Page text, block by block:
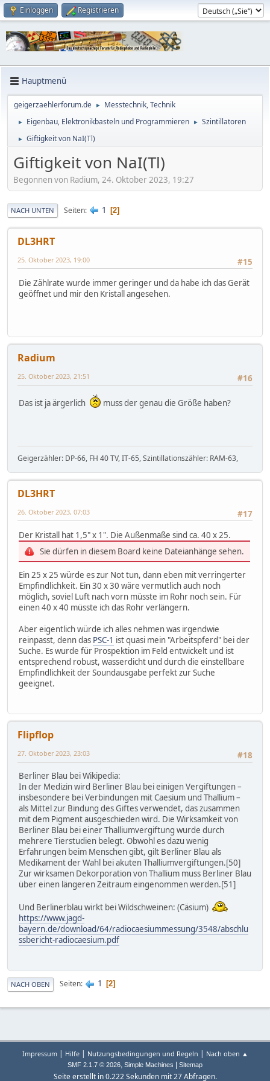
Einloggen Registrieren
Hauptmenü
geigerzaehlerforum.de ► Messtechnik, Technik
► Eigenbau, Elektronikbasteln und Programmieren ► Szintillatoren
► Giftigkeit von NaI(Tl)
Giftigkeit von NaI(Tl)
Begonnen von Radium, 24. Oktober 2023, 19:27
NACH UNTEN Seiten 1 2
DL3HRT
#15
25. Oktober 2023, 19:00
Die Zählrate wurde immer geringer und da habe ich das Gerät
geöffnet und mir den Kristall angesehen.
Radium
#16
25. Oktober 2023, 21:51
Das ist ja ärgerlich muss der genau die Größe haben?
Geigerzähler: DP-66, FH 40 TV, IT-65, Szintillationszähler: RAM-63,
DL3HRT
#17
26. Oktober 2023, 07:03
Der Kristall hat 1,5" x 1". Die Außenmaße sind ca. 40 x 25.
Sie dürfen in diesem Board keine Dateianhänge sehen.
Ein 25 x 25 würde es zur Not tun, dann eben mit verringerter
Empfindlichkeit. Ein 30 x 30 wäre vermutlich auch noch
möglich, soviel Luft nach vorn müsste im Rohr noch sein. Für
einen 40 x 40 müsste ich das Rohr verlängern.
Aber eigentlich würde ich alles nehmen was irgendwie
reinpasst, denn das PSC-1 ist quasi mein "Arbeitspferd" bei der
Suche. Es wurde für Prospektion im Feld entwickelt und ist
entsprechend robust, wasserdicht und durch die einstellbare
Empfindlichkeit der Soundausgabe perfekt zur Suche
geeignet.
Flipflop
#18
27. Oktober 2023, 23:03
Berliner Blau bei Wikipedia:
In der Medizin wird Berliner Blau bei einigen Vergiftungen –
insbesondere bei Verbindungen mit Caesium und Thallium –
als Mittel zur Bindung des Giftes verwendet, das zusammen
mit dem Pigment ausgeschieden wird. Die Wirksamkeit von
Berliner Blau bei einer Thalliumvergiftung wurde durch
mehrere Tierstudien belegt. Obwohl es dazu wenig
Erfahrungen beim Menschen gibt, gilt Berliner Blau als
Medikament der Wahl bei akuten Thalliumvergiftungen.[50]
Zur wirksamen Dekorporation von Thallium muss Berliner Blau
über einen längeren Zeitraum eingenommen werden.[51]
Und Berlinerblau wirkt bei Wildschweinen: (Cäsium)
https://www.jagd-
bayern.de/download/64/radiocaesiummessung/3548/abschlu
ssbericht-radiocaesium.pdf
NACH OBEN Seiten 1 2
Impressum| Hilfe| Nutzungsbedingungen und Regeln | Nach oben ▲
SMF 2.1.7 © 2026, Simple Machines Sitemap
Seite erstellt in 0.222 Sekunden mit 27 Abfragen.